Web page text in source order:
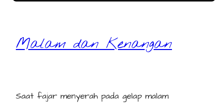
Malam dan Kenangan
Saat fajar menyerah pada gelap malam